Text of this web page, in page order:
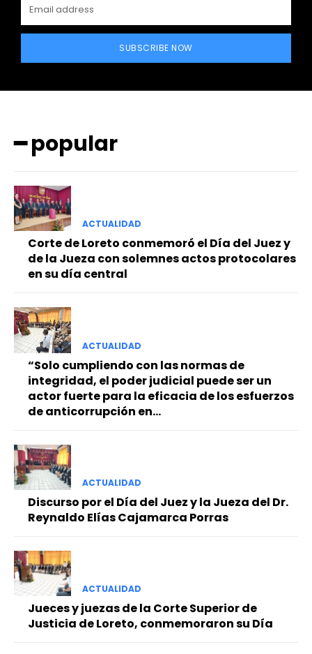
━ Planes
SUBSCRIBE NOW
━ popular
ACTUALIDAD
Corte de Loreto conmemoró el Día del Juez y
de la Jueza con solemnes actos protocolares
en su día central
ACTUALIDAD
“Solo cumpliendo con las normas de
integridad, el poder judicial puede ser un
actor fuerte para la eficacia de los esfuerzos
de anticorrupción en...
ACTUALIDAD
Discurso por el Día del Juez y la Jueza del Dr.
Reynaldo Elías Cajamarca Porras
ACTUALIDAD
Jueces y juezas de la Corte Superior de
Justicia de Loreto, conmemoraron su Día